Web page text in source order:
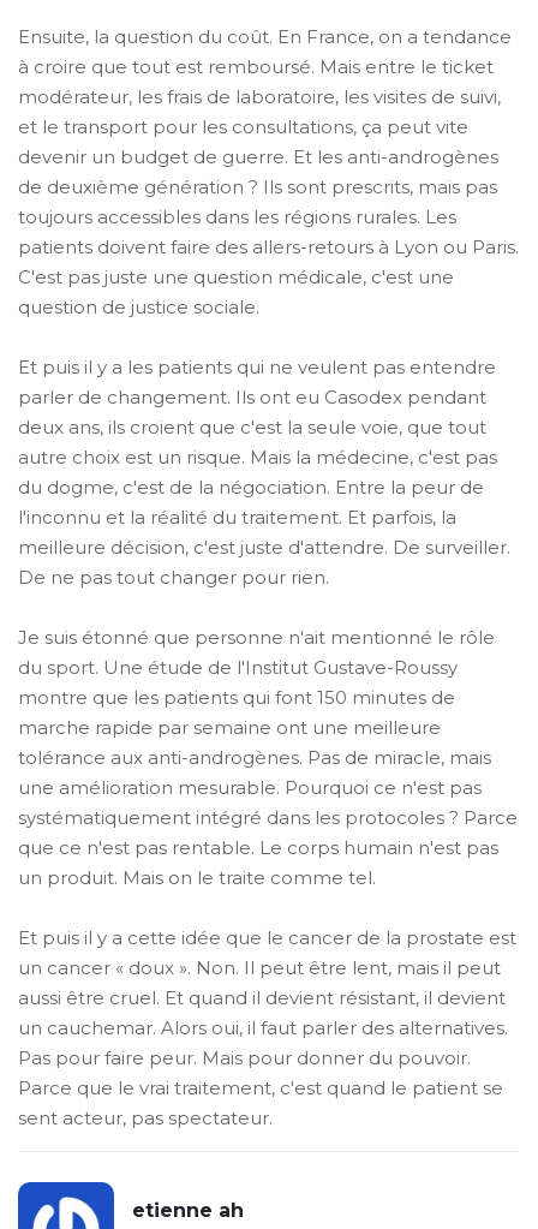
Ensuite, la question du coût. En France, on a tendance
à croire que tout est remboursé. Mais entre le ticket
modérateur, les frais de laboratoire, les visites de suivi,
et le transport pour les consultations, ça peut vite
devenir un budget de guerre. Et les anti-androgènes
de deuxième génération ? Ils sont prescrits, mais pas
toujours accessibles dans les régions rurales. Les
patients doivent faire des allers-retours à Lyon ou Paris.
C'est pas juste une question médicale, c'est une
question de justice sociale.
Et puis il y a les patients qui ne veulent pas entendre
parler de changement. Ils ont eu Casodex pendant
deux ans, ils croient que c'est la seule voie, que tout
autre choix est un risque. Mais la médecine, c'est pas
du dogme, c'est de la négociation. Entre la peur de
l'inconnu et la réalité du traitement. Et parfois, la
meilleure décision, c'est juste d'attendre. De surveiller.
De ne pas tout changer pour rien.
Je suis étonné que personne n'ait mentionné le rôle
du sport. Une étude de l'Institut Gustave-Roussy
montre que les patients qui font 150 minutes de
marche rapide par semaine ont une meilleure
tolérance aux anti-androgènes. Pas de miracle, mais
une amélioration mesurable. Pourquoi ce n'est pas
systématiquement intégré dans les protocoles ? Parce
que ce n'est pas rentable. Le corps humain n'est pas
un produit. Mais on le traite comme tel.
Et puis il y a cette idée que le cancer de la prostate est
un cancer « doux ». Non. Il peut être lent, mais il peut
aussi être cruel. Et quand il devient résistant, il devient
un cauchemar. Alors oui, il faut parler des alternatives.
Pas pour faire peur. Mais pour donner du pouvoir.
Parce que le vrai traitement, c'est quand le patient se
sent acteur, pas spectateur.
etienne ah